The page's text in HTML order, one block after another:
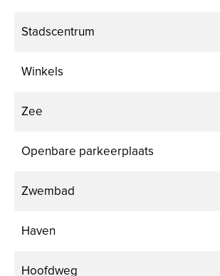
Stadscentrum
Winkels
Zee
Openbare parkeerplaats
Zwembad
Haven
Hoofdweg